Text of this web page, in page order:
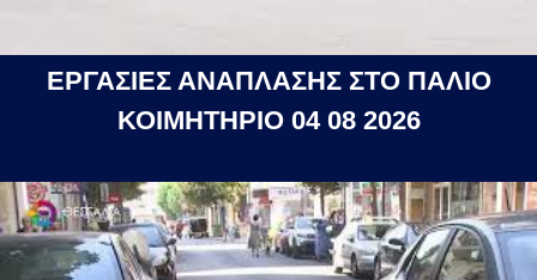
ΕΡΓΑΣΙΕΣ ΑΝΑΠΛΑΣΗΣ ΣΤΟ ΠΑΛΙΟ
ΚΟΙΜΗΤΗΡΙΟ 04 08 2026